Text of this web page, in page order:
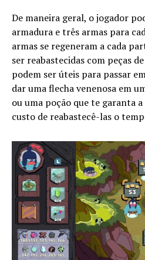
De maneira geral, o jogador
armadura e três armas para
armas se regeneram a cada
ser reabastecidas com peças
podem ser úteis para passar
dar uma flecha venenosa em
ou uma poção que te garanta
custo de reabastecê-las o